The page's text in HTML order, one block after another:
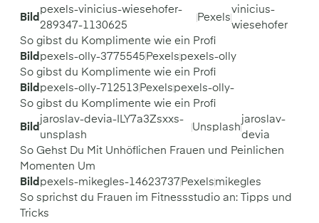
Bild
pexels-vinicius-wiesehofer-
289347-1130625
Pexels
vinicius-
wiesehofer
So gibst du Komplimente wie ein Profi
Bild pexels-olly-3775545 Pexels pexels-olly
So gibst du Komplimente wie ein Profi
Bild pexels-olly-712513 Pexels pexels-olly-
So gibst du Komplimente wie ein Profi
Bild
jaroslav-devia-ILY7a3Zsxxs-
unsplash
Unsplash
jaroslav-
devia
So Gehst Du Mit Unhöflichen Frauen und Peinlichen
Momenten Um
Bild pexels-mikegles-14623737 Pexels mikegles
So sprichst du Frauen im Fitnessstudio an: Tipps und
Tricks